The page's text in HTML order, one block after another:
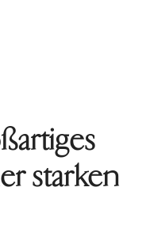
starken